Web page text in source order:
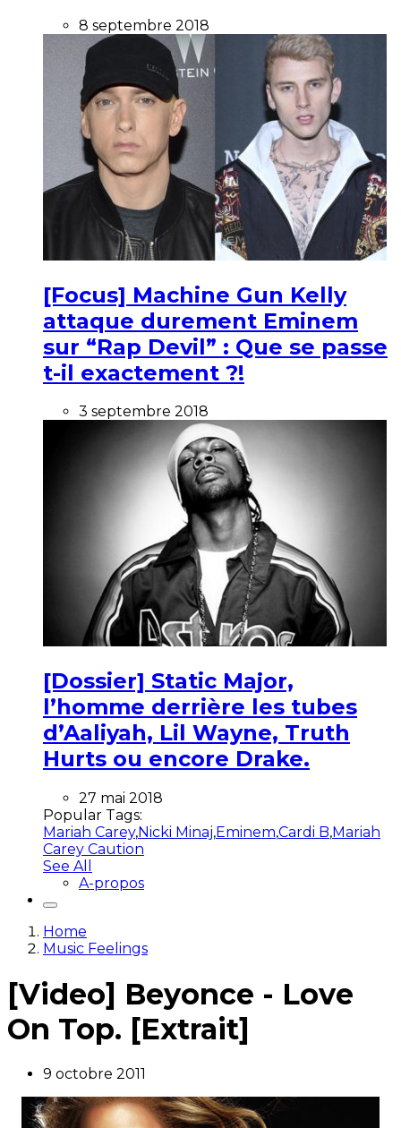
8 septembre 2018
[Focus] Machine Gun Kelly
attaque durement Eminem
sur “Rap Devil” : Que se passe
t-il exactement ?!
3 septembre 2018
[Dossier] Static Major,
l’homme derrière les tubes
d’Aaliyah, Lil Wayne, Truth
Hurts ou encore Drake.
27 mai 2018
Popular Tags:
Mariah Carey,Nicki Minaj,Eminem,Cardi B,Mariah
Carey Caution
See All
A-propos
Home
Music Feelings
[Video] Beyonce - Love
On Top. [Extrait]
9 octobre 2011